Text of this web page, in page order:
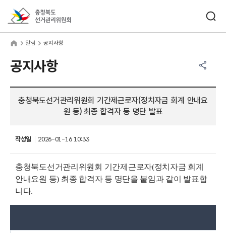
알림 공지사항
공지사항
충청북도선거관리위원회 기간제근로자(정치자금 회계 안내요
원 등) 최종 합격자 등 명단 발표
작성일 2026-01-16 10:33
충청북도선거관리위원회 기간제근로자(정치자금 회계
안내요원 등) 최종 합격자 등 명단을 붙임과 같이 발표합
니다.